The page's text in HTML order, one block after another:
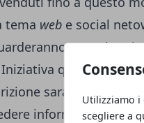
Utilizziamo i
scegliere a
tema web e social
400
quindi che
sarà possibile
informazioni. Il